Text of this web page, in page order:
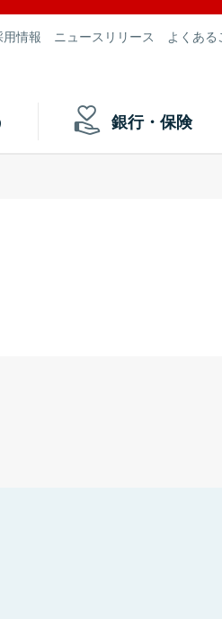
用情報 ニュースリリース よくあ
銀行・保険